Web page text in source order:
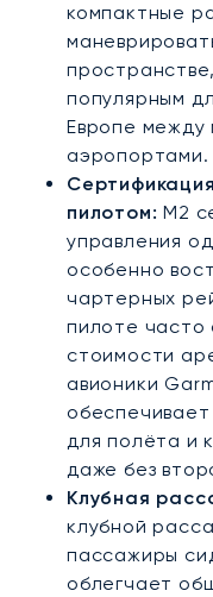
компактные
популярным
Европе между
аэропортами.
пилотом: M2
управления
особенно
чартерных
пилоте часто
стоимости
авионики
для полёта и
даже без
Клубная
клубной
пассажиры
облегчает